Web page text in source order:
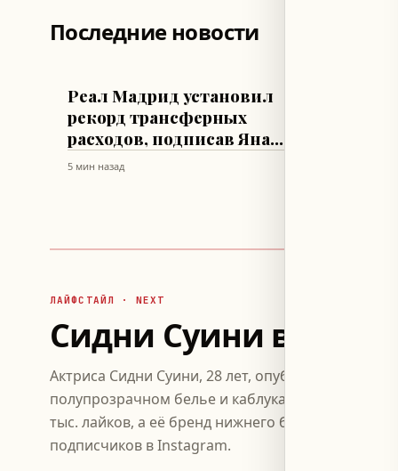
Последние новости
Реал Мадрид установил
рекорд трансферных
расходов, подписав Яна
Диомандэ
5 мин назад
ЛАЙФСТАЙЛ · NEXT
Сидни Суини в
Актриса Сидни Суини, 28 лет, опубликовала в
полупрозрачном белье и каблуках, поливая
тыс. лайков, а её бренд нижнего белья SYRN
подписчиков в Instagram.